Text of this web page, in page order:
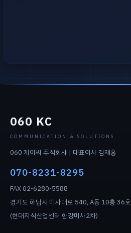
060 KC
COMMUNICATION & SOLUTIONS
060 케이씨 주식회사 | 대표이사 김재홍
070-8231-8295
FAX 02-6280-5588
경기도 하남시 미사대로 540, A동 10층 36호
(현대지식산업센터 한강미사2차)